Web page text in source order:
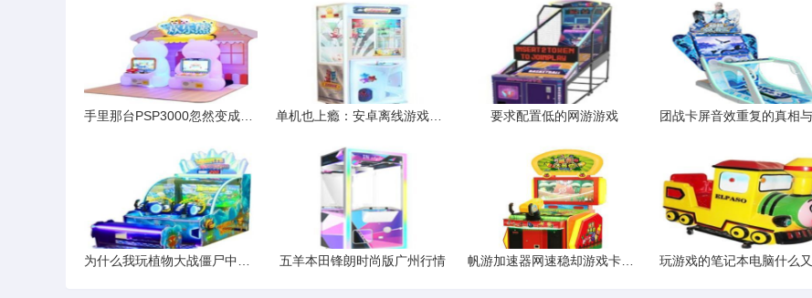
要求配置低的网游游戏
五羊本田锋朗时尚版广州行情